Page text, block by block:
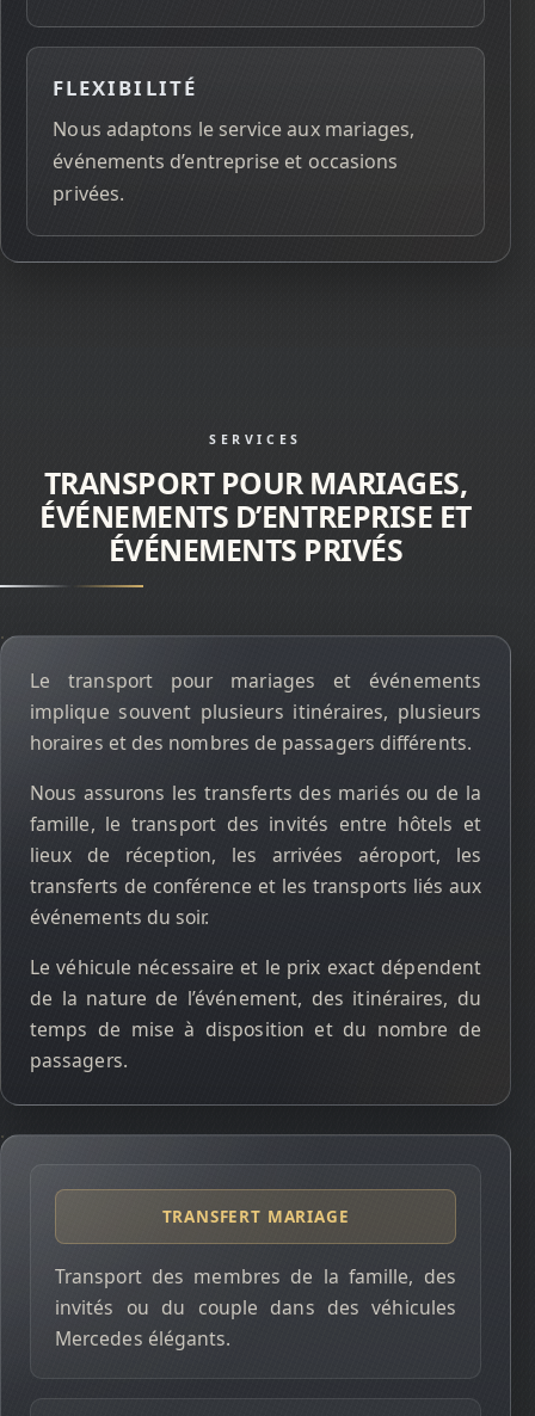
FLEXIBILITÉ
Nous adaptons le service aux mariages,
événements d’entreprise et occasions
privées.
SERVICES
TRANSPORT POUR MARIAGES,
ÉVÉNEMENTS D’ENTREPRISE ET
ÉVÉNEMENTS PRIVÉS
Le transport pour mariages et événements
implique souvent plusieurs itinéraires, plusieurs
horaires et des nombres de passagers différents.
Nous assurons les transferts des mariés ou de la
famille, le transport des invités entre hôtels et
lieux de réception, les arrivées aéroport, les
transferts de conférence et les transports liés aux
événements du soir.
Le véhicule nécessaire et le prix exact dépendent
de la nature de l’événement, des itinéraires, du
temps de mise à disposition et du nombre de
passagers.
TRANSFERT MARIAGE
Transport des membres de la famille, des
invités ou du couple dans des véhicules
Mercedes élégants.